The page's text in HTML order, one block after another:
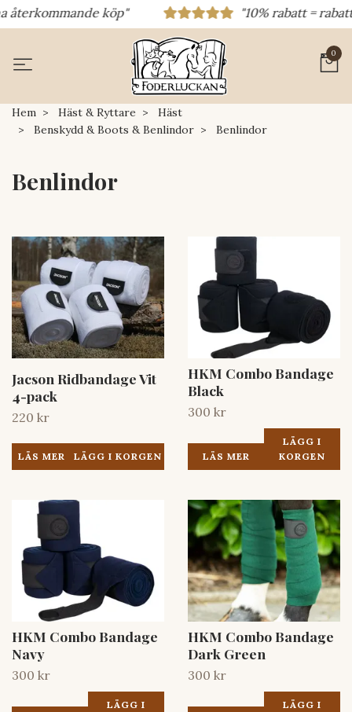
köp" "10% rabatt = rabattkod
0
Hem Häst & Ryttare
Häst
Benskydd & Boots & Benlindor
Benlindor
Benlindor
Jacson Ridbandage Vit
4-pack
220 kr
LÄS MER
HKM Combo Bandage
Black
300 kr
LÄS MER
LÄGG I
KORGEN
HKM Combo Bandage
Navy
300 kr
LÄGG I
HKM Combo Bandage
Dark Green
300 kr
LÄGG I